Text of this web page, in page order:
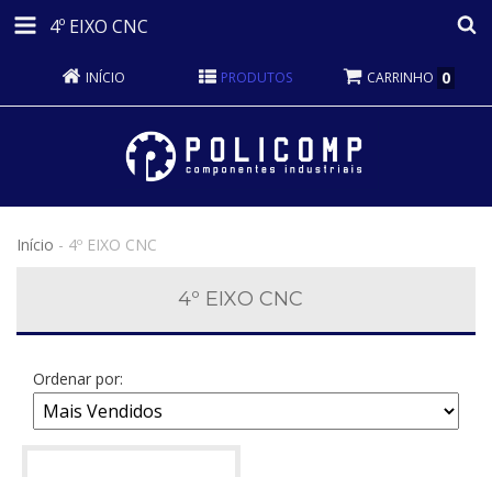
4º EIXO CNC
INÍCIO PRODUTOS CARRINHO 0
Início - 4º EIXO CNC
4º EIXO CNC
Ordenar por: